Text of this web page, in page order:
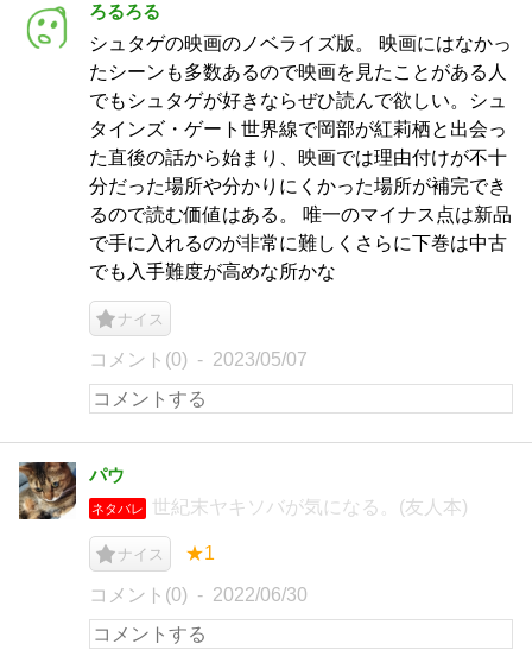
ろるろる
シュタゲの映画のノベライズ版。 映画にはなかっ
たシーンも多数あるので映画を見たことがある人
でもシュタゲが好きならぜひ読んで欲しい。シュ
タインズ・ゲート世界線で岡部が紅莉栖と出会っ
た直後の話から始まり、映画では理由付けが不十
分だった場所や分かりにくかった場所が補完でき
るので読む価値はある。 唯一のマイナス点は新品
で手に入れるのが非常に難しくさらに下巻は中古
でも入手難度が高めな所かな
ナイス
コメント(0) 2023/05/07
パウ
ネタバレ 世紀末ヤキソバが気になる。(友人本)
ナイス ★1
コメント(0) 2022/06/30